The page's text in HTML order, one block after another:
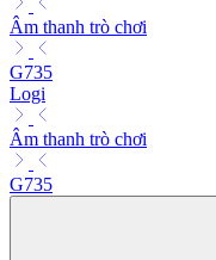
Âm thanh trò chơi
G735
Logi
Âm thanh trò chơi
G735